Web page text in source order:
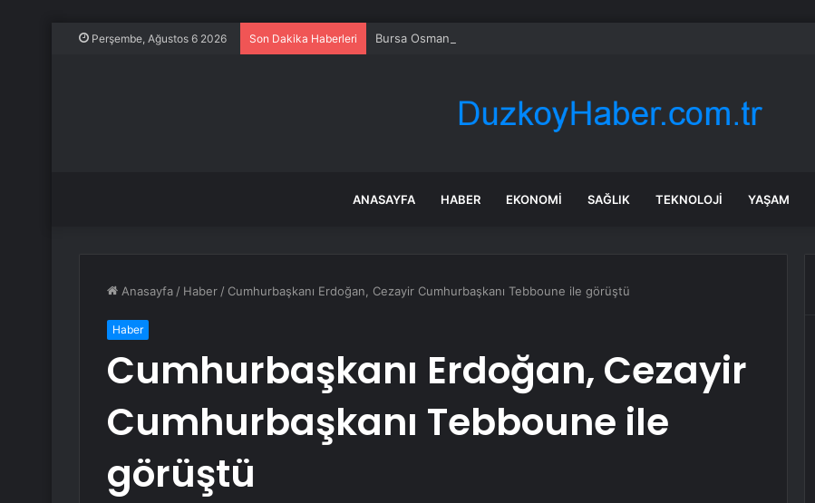
Perşembe, Ağustos 6 2026 Son Dakika Haberleri Bursa Osmangazi’de yeşil alanlara titiz koruma
ANASAYFA HABER EKONOMI SAĞLIK TEKNOLOJI YAŞAM
Anasayfa / Haber / Cumhurbaşkanı Erdoğan, Cezayir Cumhurbaşkanı Tebboune ile görüştü
Haber
Cumhurbaşkanı Erdoğan, Cezayir
Cumhurbaşkanı Tebboune ile
görüştü